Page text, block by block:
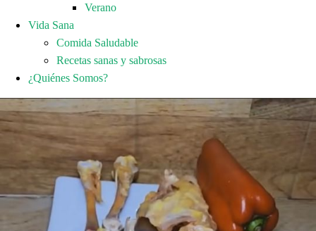
Verano
Vida Sana
Comida Saludable
Recetas sanas y sabrosas
¿Quiénes Somos?